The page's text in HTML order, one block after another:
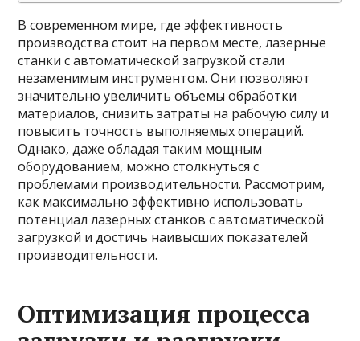
В современном мире, где эффективность
производства стоит на первом месте, лазерные
станки с автоматической загрузкой стали
незаменимым инструментом. Они позволяют
значительно увеличить объемы обработки
материалов, снизить затраты на рабочую силу и
повысить точность выполняемых операций.
Однако, даже обладая таким мощным
оборудованием, можно столкнуться с
проблемами производительности. Рассмотрим,
как максимально эффективно использовать
потенциал лазерных станков с автоматической
загрузкой и достичь наивысших показателей
производительности.
Оптимизация процесса